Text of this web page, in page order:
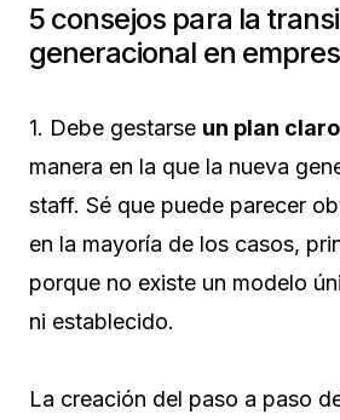
5 consejos para la
generacional en
1. Debe gestarse un plan claro
manera en la que la nueva
staff. Sé que puede parecer
en la mayoría de los casos,
porque no existe un modelo
ni establecido.
La creación del paso a paso